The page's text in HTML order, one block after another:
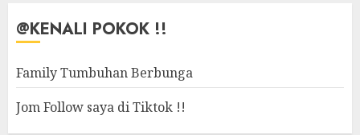
@KENALI POKOK !!
Family Tumbuhan Berbunga
Jom Follow saya di Tiktok !!